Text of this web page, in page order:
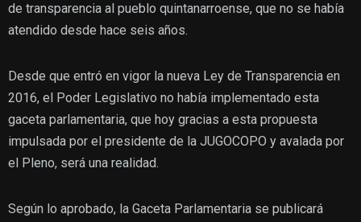
de transparencia al pueblo quintanarroense, que no se había
atendido desde hace seis años.
Desde que entró en vigor la nueva Ley de Transparencia en
2016, el Poder Legislativo no había implementado esta
gaceta parlamentaria, que hoy gracias a esta propuesta
impulsada por el presidente de la JUGOCOPO y avalada por
el Pleno, será una realidad.
Según lo aprobado, la Gaceta Parlamentaria se publicará